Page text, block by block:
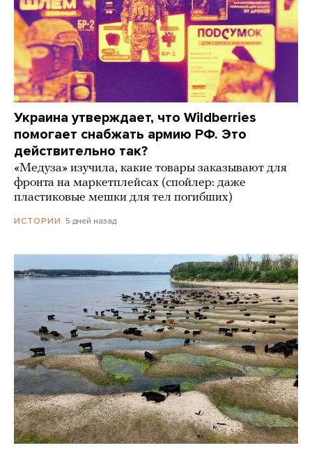
Украина утверждает, что Wildberries
помогает снабжать армию РФ. Это
действительно так?
«Медуза» изучила, какие товары заказывают для
фронта на маркетплейсах (спойлер: даже
пластиковые мешки для тел погибших)
ИСТОРИИ 5 дней назад